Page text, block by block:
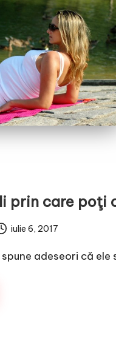
prin care poţi
iulie 6, 2017
spune adeseori că